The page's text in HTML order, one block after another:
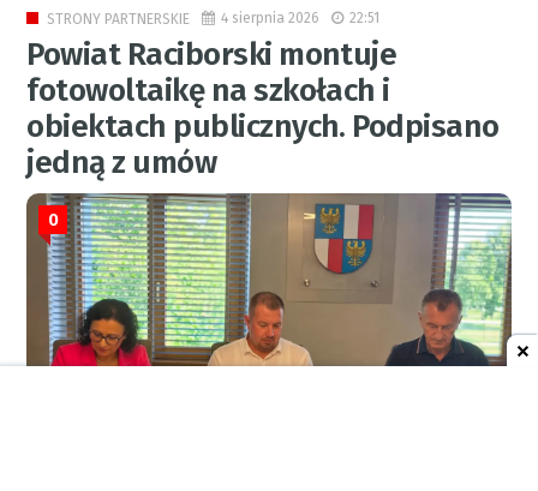
STRONY PARTNERSKIE 4 sierpnia 2026 22:51
Powiat Raciborski montuje
fotowoltaikę na szkołach i
obiektach publicznych. Podpisano
jedną z umów
0